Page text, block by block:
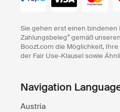
Sie gehen erst einen bindenen
Zahlungsbeleg” gemäß unseren
Boozt.com die Möglichkeit,
der Fair Use-Klausel sowie
Navigation
Austria